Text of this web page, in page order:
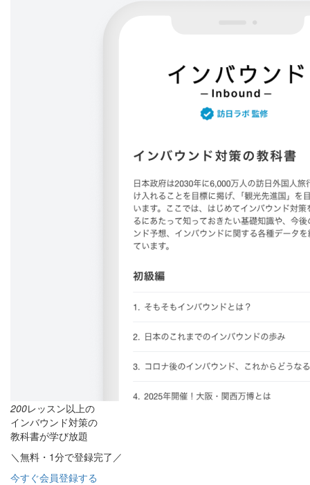
200レッスン以上の
インバウンド対策の
教科書が学び放題
＼無料・1分で登録完了／
今すぐ会員登録する